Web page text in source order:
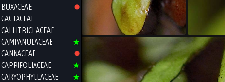
BUXACEAE
CACTACEAE
CALLITRICHACEAE
CAMPANULACEAE
CANNACEAE
CAPRIFOLIACEAE
CARYOPHYLLACEAE